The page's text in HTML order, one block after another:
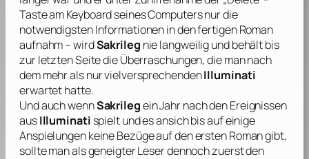
Taste am Keyboard seines Computers nur die
notwendigsten Informationen in den fertigen Roman
aufnahm – wirdSakrileg nie langweilig und behält bis
zur letzten Seite die Überraschungen, die man nach
dem mehr als nur vielversprechendenIlluminati
erwartet hatte.
Und auch wennSakrilegein Jahr nach den Ereignissen
ausIlluminati spielt und es ansich bis auf einige
Anspielungen keine Bezüge auf den ersten Roman gibt,
sollte man als geneigter Leser dennoch zuerst den